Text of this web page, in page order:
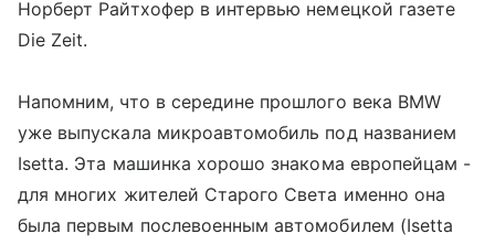
Норберт Райтхофер в интервью немецкой газете
Die Zeit.
Напомним, что в середине прошлого века BMW
уже выпускала микроавтомобиль под названием
Isetta. Эта машинка хорошо знакома европейцам -
для многих жителей Старого Света именно она
была первым послевоенным автомобилем (Isetta